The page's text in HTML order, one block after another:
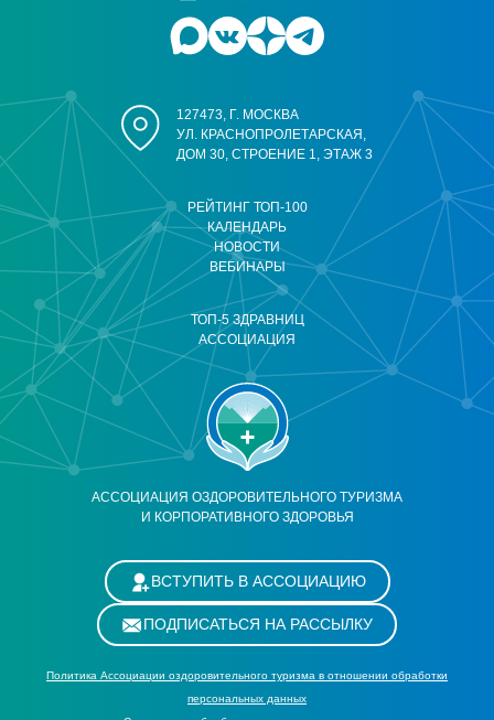
АССОЦИАЦИЯ ОЗДОРОВИТЕЛЬНОГО ТУРИЗМА
И КОРПОРАТИВНОГО ЗДОРОВЬЯ
РЕЙТИНГ ТОП-100
КАЛЕНДАРЬ
НОВОСТИ
ВЕБИНАРЫ
ТОП-5 ЗДРАВНИЦ
АССОЦИАЦИЯ
127473, Г. МОСКВА
УЛ. КРАСНОПРОЛЕТАРСКАЯ,
ДОМ 30, СТРОЕНИЕ 1, ЭТАЖ 3
ВСТУПИТЬ В АССОЦИАЦИЮ
ПОДПИСАТЬСЯ НА РАССЫЛКУ
Политика Ассоциации оздоровительного туризма в отношении обработки
персональных данных